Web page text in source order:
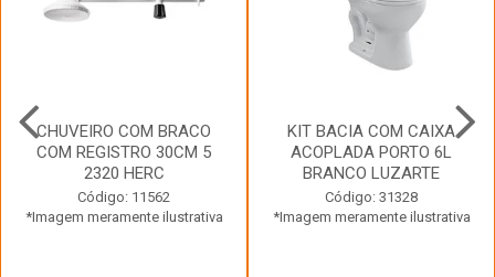
CHUVEIRO COM BRACO
COM REGISTRO 30CM 5
2320 HERC
Código: 11562
*Imagem meramente ilustrativa
KIT BACIA COM CAIXA
ACOPLADA PORTO 6L
BRANCO LUZARTE
Código: 31328
*Imagem meramente ilustrativa